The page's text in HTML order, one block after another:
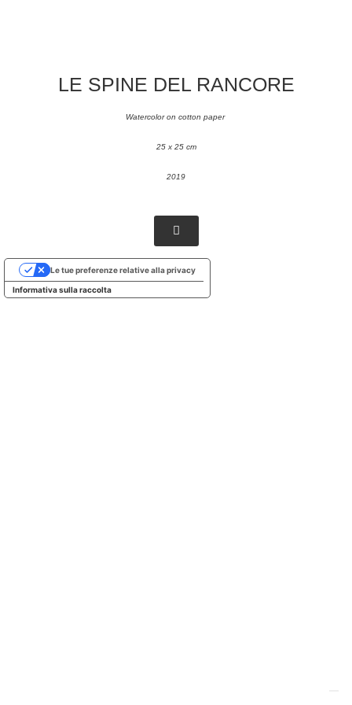
LE SPINE DEL RANCORE
Watercolor on cotton paper
25 x 25 cm
2019
Informativa sulla raccolta
Le tue preferenze relative alla privacy